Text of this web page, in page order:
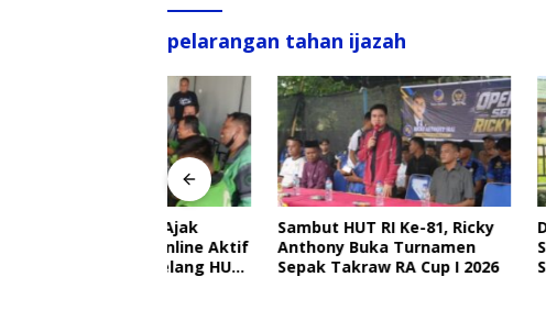
pelarangan tahan ijazah
Sambut HUT RI Ke-81, Ricky
Anthony Buka Turnamen
Sepak Takraw RA Cup I 2026
Disdik
Sekolah
Setiap Hari,